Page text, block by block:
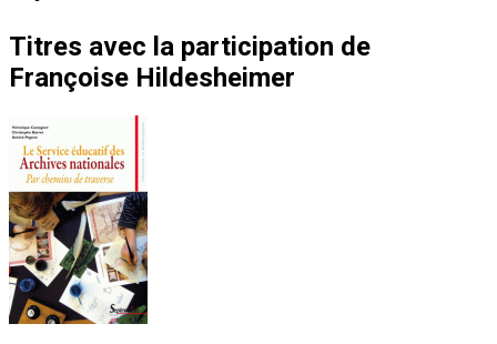
Titres avec la participation de
Françoise Hildesheimer